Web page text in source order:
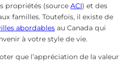
propriétés (source ACI) et des
familles. Toutefois, il existe de
abordables au Canada qui
à votre style de vie.
que l’appréciation de la valeur